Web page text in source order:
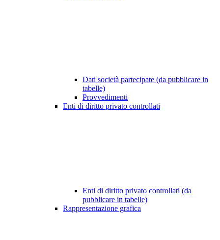
Dati società partecipate (da pubblicare in
tabelle)
Provvedimenti
Enti di diritto privato controllati
Enti di diritto privato controllati (da
pubblicare in tabelle)
Rappresentazione grafica